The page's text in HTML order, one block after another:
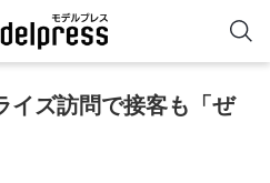
イズ訪問で接客も「ぜ